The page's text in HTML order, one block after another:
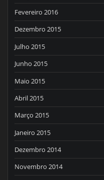
Fevereiro 2016
Dezembro 2015
Julho 2015
Junho 2015
Maio 2015
Abril 2015
Março 2015
Janeiro 2015
Dezembro 2014
Novembro 2014